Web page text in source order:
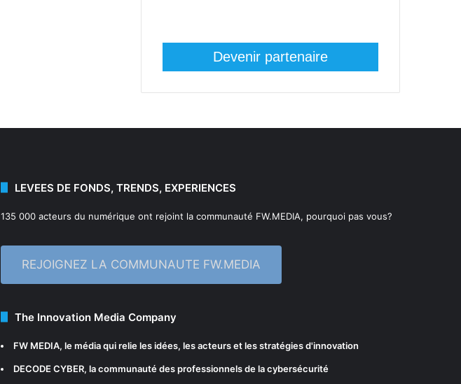
Devenir partenaire
LEVEES DE FONDS, TRENDS, EXPERIENCES
135 000 acteurs du numérique ont rejoint la communauté FW.MEDIA, pourquoi pas vous?
REJOIGNEZ LA COMMUNAUTE FW.MEDIA
The Innovation Media Company
FW MEDIA, le média qui relie les idées, les acteurs et les stratégies d'innovation
DECODE CYBER, la communauté des professionnels de la cybersécurité